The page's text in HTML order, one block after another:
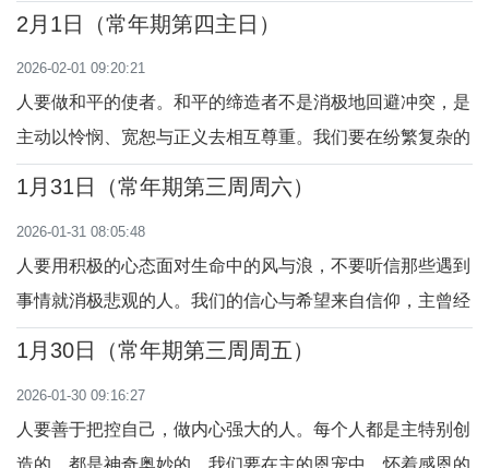
事。一个常常祈祷，亲近主，不离开圣殿的人，容易欣赏到
先知亚纳，她斋戒祈祷，昼夜事奉天主，总不离开圣
殿。”（路2：22-40）
2月1日（常年期第四主日）
2026-02-01 09:20:21
人要做和平的使者。和平的缔造者不是消极地回避冲突，是
主动以怜悯、宽恕与正义去相互尊重。我们要在纷繁复杂的
世界中，心存圣洁，信赖主，无论什么时候，努力做和平的
见天主。缔造和平的人是有福的，因为他们要称为天主的子
女。”（玛5：1-12）
1月31日（常年期第三周周六）
2026-01-31 08:05:48
人要用积极的心态面对生命中的风与浪，不要听信那些遇到
事情就消极悲观的人。我们的信心与希望来自信仰，主曾经
平息风浪，安全抵岸。满怀慈爱的主在我们的生命小船
中的“风和浪”。「为什么你们这样胆怯？你们怎么还没有信
德呢？」（谷4：35-41）
1月30日（常年期第三周周五）
2026-01-30 09:16:27
人要善于把控自己，做内心强大的人。每个人都是主特别创
造的，都是神奇奥妙的。我们要在主的恩宠中，怀着感恩的